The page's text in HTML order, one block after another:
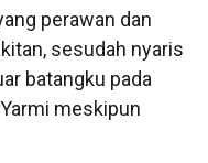
perawan dan
sesudah nyaris
batangku pada
meskipun